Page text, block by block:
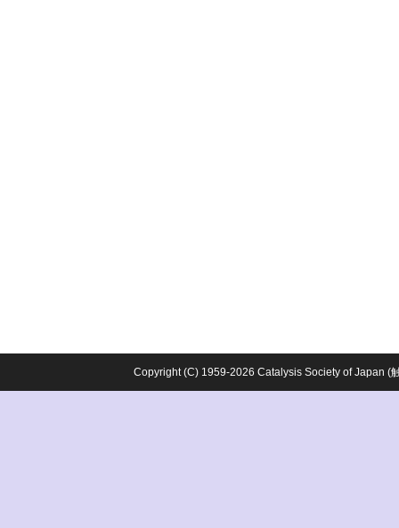
Copyright (C) 1959-2026 Catalysis Society of Japan (